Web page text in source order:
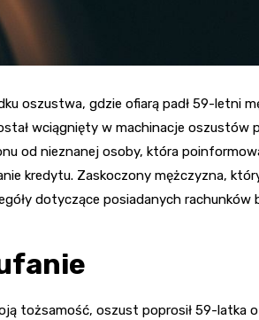
oszustwa, gdzie ofiarą padł 59-letni
wciągnięty w machinacje oszustów
od nieznanej osoby, która
kredytu. Zaskoczony mężczyzna,
dotyczące posiadanych rachunków
tożsamość, oszust poprosił 59-latka